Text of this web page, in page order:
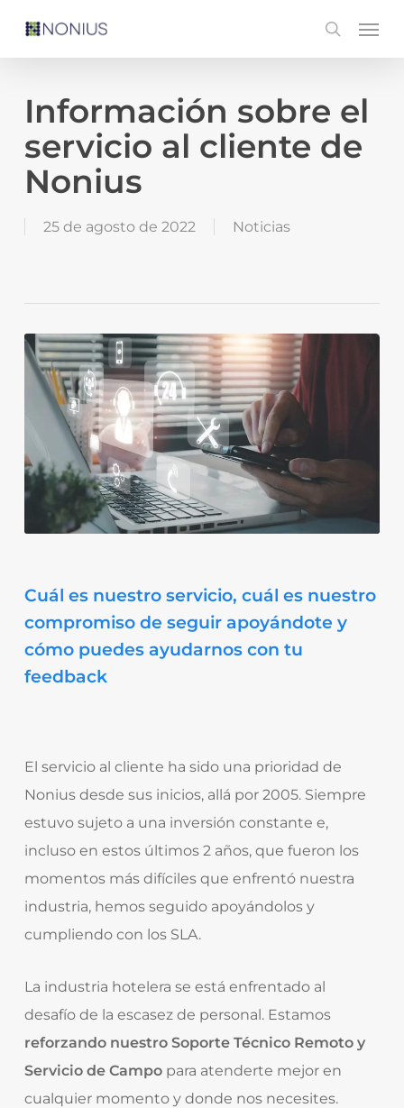
content
search
Menu
Información sobre el
servicio al cliente de
Nonius
25 de agosto de 2022 Noticias
Cuál es nuestro servicio, cuál es nuestro
compromiso de seguir apoyándote y
cómo puedes ayudarnos con tu
feedback
El servicio al cliente ha sido una prioridad de
Nonius desde sus inicios, allá por 2005. Siempre
estuvo sujeto a una inversión constante e,
incluso en estos últimos 2 años, que fueron los
momentos más difíciles que enfrentó nuestra
industria, hemos seguido apoyándolos y
cumpliendo con los SLA.
La industria hotelera se está enfrentado al
desafío de la escasez de personal. Estamos
reforzando nuestro Soporte Técnico Remoto y
Servicio de Campopara atenderte mejor en
cualquier momento y donde nos necesites.